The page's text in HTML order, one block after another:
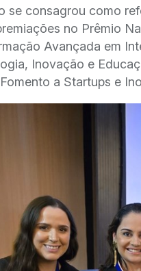
se consagrou como
no Prêmio
Avançada em
Inovação e
a Startups e